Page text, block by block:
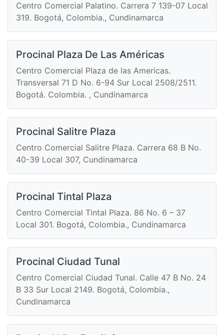
Centro Comercial Palatino. Carrera 7 139-07 Local
319. Bogotá, Colombia., Cundinamarca
Procinal Plaza De Las Américas
Centro Comercial Plaza de las Americas.
Transversal 71 D No. 6-94 Sur Local 2508/2511.
Bogotá. Colombia. , Cundinamarca
Procinal Salitre Plaza
Centro Comercial Salitre Plaza. Carrera 68 B No.
40-39 Local 307, Cundinamarca
Procinal Tintal Plaza
Centro Comercial Tintal Plaza. 86 No. 6 – 37
Local 301. Bogotá, Colombia., Cundinamarca
Procinal Ciudad Tunal
Centro Comercial Ciudad Tunal. Calle 47 B No. 24
B 33 Sur Local 2149. Bogotá, Colombia.,
Cundinamarca